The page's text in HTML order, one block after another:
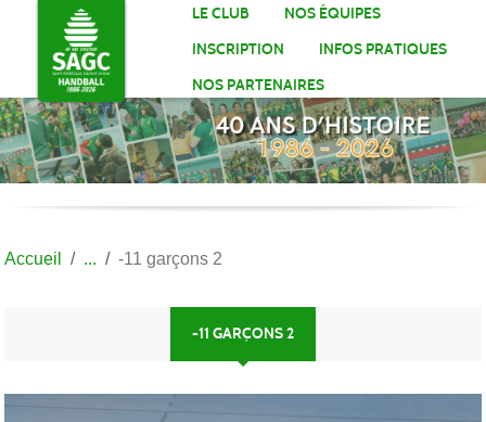
LE CLUB
NOS ÉQUIPES
INSCRIPTION
INFOS PRATIQUES
NOS PARTENAIRES
Accueil -11 garçons 2
-11 GARÇONS 2
Panneau de gestion des cookies